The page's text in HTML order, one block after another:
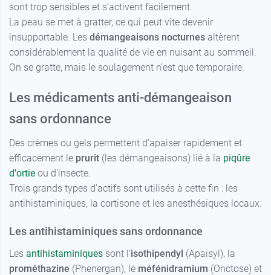
sont trop sensibles et s’activent facilement.
La peau se met à gratter, ce qui peut vite devenir
insupportable. Les démangeaisons nocturnes altèrent
considérablement la qualité de vie en nuisant au sommeil.
On se gratte, mais le soulagement n’est que temporaire.
Les médicaments anti-démangeaison
sans ordonnance
Des crèmes ou gels permettent d’apaiser rapidement et
efficacement le prurit (les démangeaisons) lié à la piqûre
d'ortie ou d'insecte.
Trois grands types d’actifs sont utilisés à cette fin : les
antihistaminiques, la cortisone et les anesthésiques locaux.
Les antihistaminiques sans ordonnance
Les antihistaminiques sont l’isothipendyl (Apaisyl), la
prométhazine (Phenergan), le méfénidramium (Onctose) et